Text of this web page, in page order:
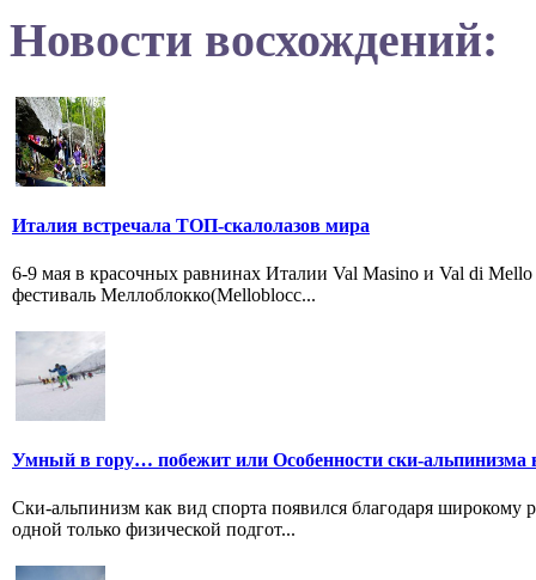
Новости восхождений:
Италия встречала ТОП-скалолазов мира
6-9 мая в красочных равнинах Италии Val Masino и Val di
фестиваль Меллоблокко(Melloblocc...
Умный в гору… побежит или Особенности ски-альпинизма
Ски-альпинизм как вид спорта появился благодаря широкому
одной только физической подгот...